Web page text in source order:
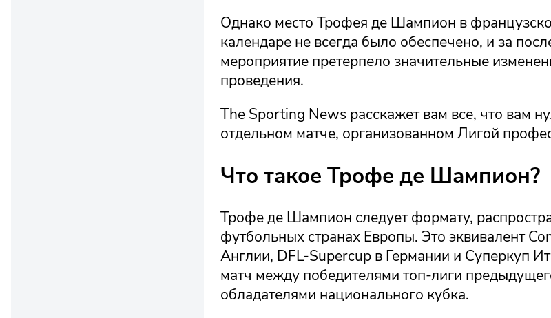
Однако место Трофея де Шампион в
календаре не всегда было обеспечено, и за
мероприятие претерпело значительные
проведения.
The Sporting News расскажет вам все, что вам
отдельном матче, организованном Лигой
Что такое Трофе де Шампион?
Трофе де Шампион следует формату,
футбольных странах Европы. Это эквивалент
Англии, DFL-Supercup в Германии и Суперкуп
матч между победителями топ-лиги
обладателями национального кубка.